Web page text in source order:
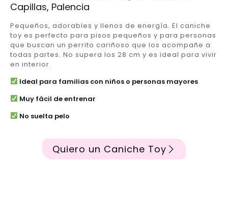
Capillas, Palencia
Pequeños, adorables y llenos de energía. El caniche
toy es perfecto para pisos pequeños y para personas
que buscan un perrito cariñoso que los acompañe a
todas partes. No supera los 28 cm y es ideal para vivir
en interior.
Ideal para familias con niños o personas mayores
Muy fácil de entrenar
No suelta pelo
Quiero un Caniche Toy